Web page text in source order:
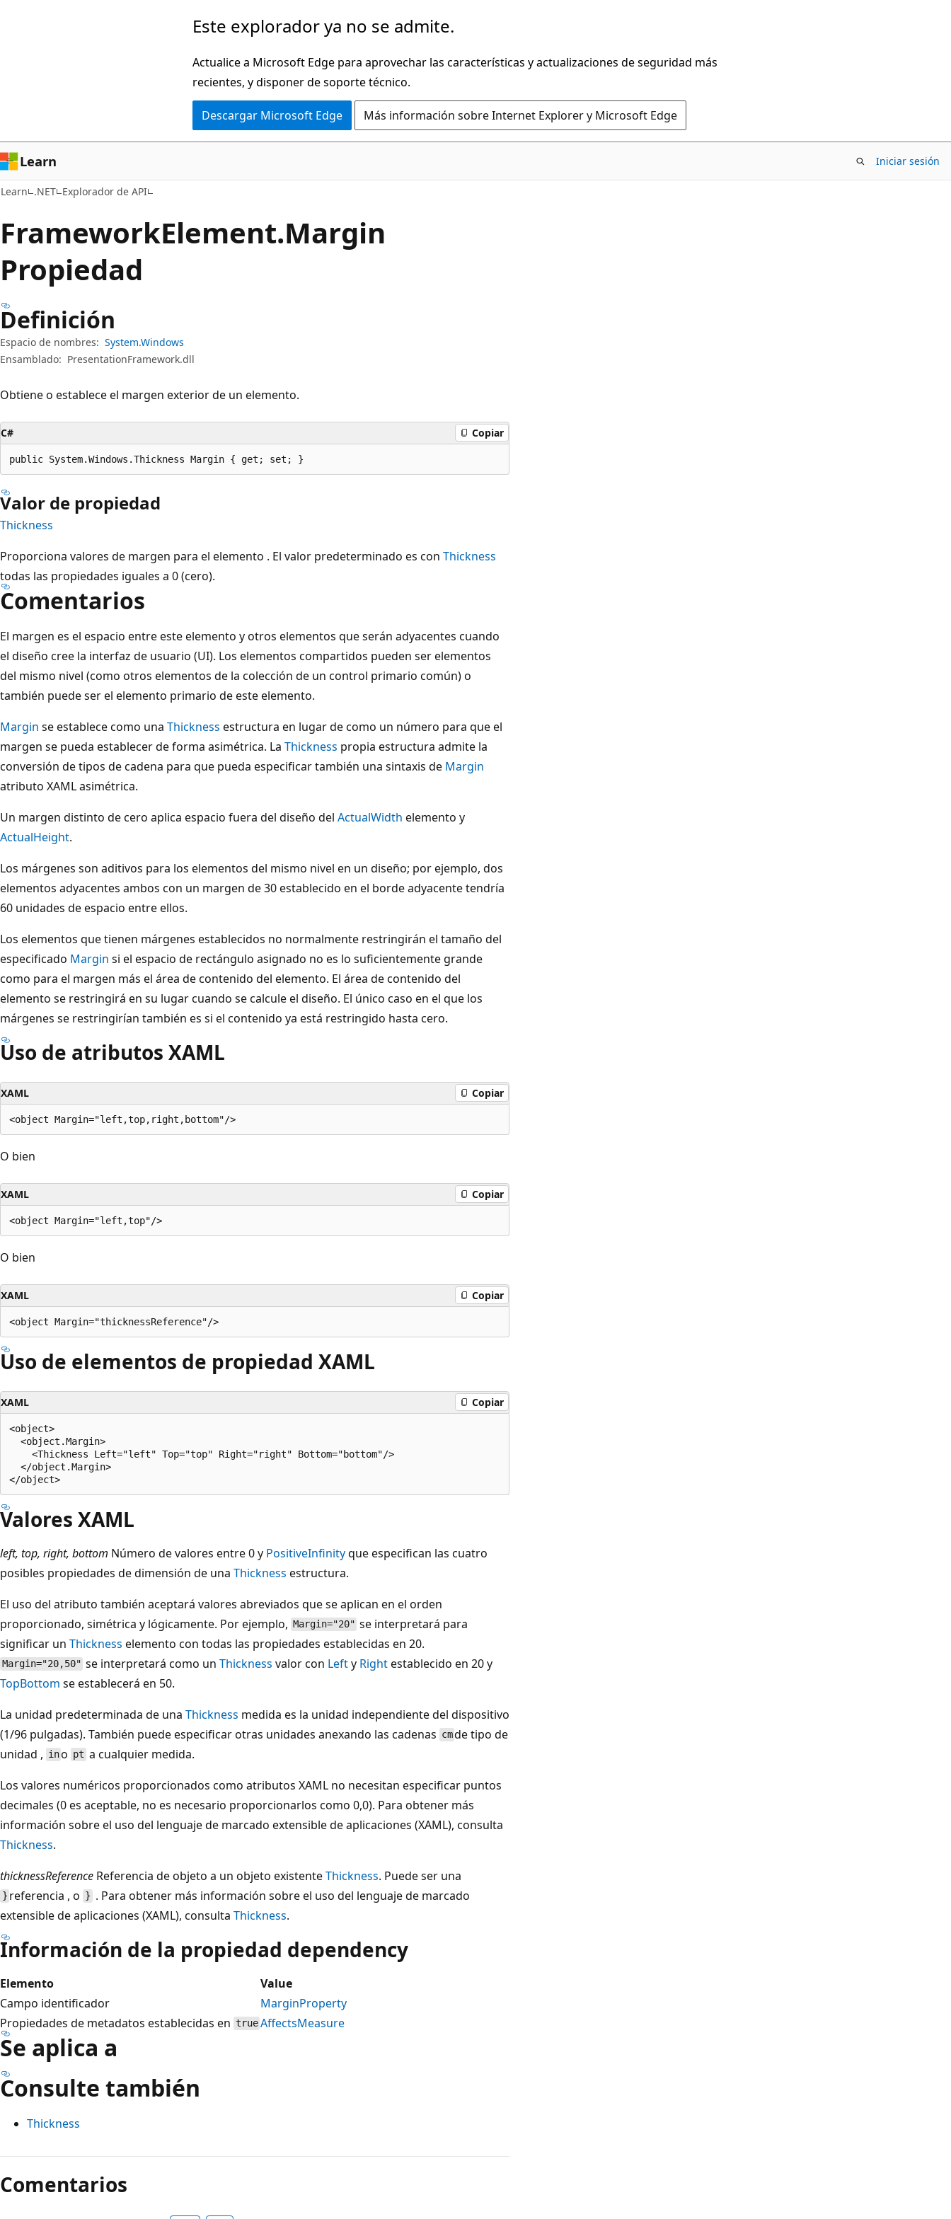
página
Este explorador ya no se admite.
Actualice a Microsoft Edge para aprovechar las características y actualizaciones de seguridad más
recientes, y disponer de soporte técnico.
Descargar Microsoft Edge Más información sobre Internet Explorer y Microsoft Edge
Learn Iniciar sesión
Learn .NET Explorador de API
FrameworkElement.Margin
Propiedad
Definición
Espacio de nombres: System.Windows
Ensamblado: PresentationFramework.dll
Obtiene o establece el margen exterior de un elemento.
C# Copiar
public System.Windows.Thickness Margin { get; set; }
Valor de propiedad
Thickness
Proporciona valores de margen para el elemento . El valor predeterminado es con Thickness
todas las propiedades iguales a 0 (cero).
Comentarios
El margen es el espacio entre este elemento y otros elementos que serán adyacentes cuando
el diseño cree la interfaz de usuario (UI). Los elementos compartidos pueden ser elementos
del mismo nivel (como otros elementos de la colección de un control primario común) o
también puede ser el elemento primario de este elemento.
Margin se establece como una Thickness estructura en lugar de como un número para que el
margen se pueda establecer de forma asimétrica. La Thickness propia estructura admite la
conversión de tipos de cadena para que pueda especificar también una sintaxis de Margin
atributo XAML asimétrica.
Un margen distinto de cero aplica espacio fuera del diseño del ActualWidth elemento y
ActualHeight.
Los márgenes son aditivos para los elementos del mismo nivel en un diseño; por ejemplo, dos
elementos adyacentes ambos con un margen de 30 establecido en el borde adyacente tendría
60 unidades de espacio entre ellos.
Los elementos que tienen márgenes establecidos no normalmente restringirán el tamaño del
especificado Margin si el espacio de rectángulo asignado no es lo suficientemente grande
como para el margen más el área de contenido del elemento. El área de contenido del
elemento se restringirá en su lugar cuando se calcule el diseño. El único caso en el que los
márgenes se restringirían también es si el contenido ya está restringido hasta cero.
Uso de atributos XAML
XAML Copiar
O bien
XAML Copiar
O bien
XAML Copiar
Uso de elementos de propiedad XAML
XAML Copiar
<object>
  <object.Margin>
    <Thickness Left="left" Top="top" Right="right" Bottom="bottom"/>
  </object.Margin>
Valores XAML
left, top, right, bottom Número de valores entre 0 y PositiveInfinityque especifican las cuatro
posibles propiedades de dimensión de una Thickness estructura.
El uso del atributo también aceptará valores abreviados que se aplican en el orden
proporcionado, simétrica y lógicamente. Por ejemplo, Margin="20" se interpretará para
significar un Thickness elemento con todas las propiedades establecidas en 20.
Margin="20,50" se interpretará como unThickness valor con Lefty Rightestablecido en 20 y
TopBottom se establecerá en 50.
La unidad predeterminada de una Thickness medida es la unidad independiente del dispositivo
(1/96 pulgadas). También puede especificar otras unidades anexando las cadenas cmde tipo de
unidad , ino pt a cualquier medida.
Los valores numéricos proporcionados como atributos XAML no necesitan especificar puntos
decimales (0 es aceptable, no es necesario proporcionarlos como 0,0). Para obtener más
información sobre el uso del lenguaje de marcado extensible de aplicaciones (XAML), consulta
Thickness.
thicknessReference Referencia de objeto a un objeto existenteThickness. Puede ser una
} referencia , o } . Para obtener más información sobre el uso del lenguaje de marcado
extensible de aplicaciones (XAML), consulta Thickness.
Información de la propiedad dependency
Elemento
Value
Campo identificador
MarginProperty
Propiedades de metadatos establecidas en true AffectsMeasure
Se aplica a
Consulte también
Thickness
Comentarios